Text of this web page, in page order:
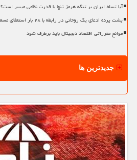
آیا تسلط ایران بر تنگه هرمز تنها با قدرت نظامی میسر است؟
پشت پرده ادعای یک روحانی در رابطه با ۲۸ بار استعفای مسعود پزشکیان
موانع مقرراتی اقتصاد دیجیتال باید برطرف شود
جدیدترین ها